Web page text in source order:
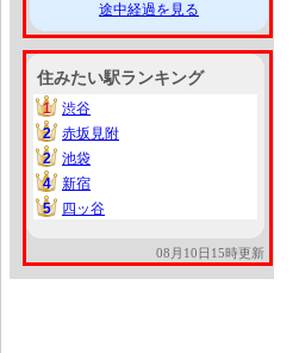
途中経過を見る
住みたい駅ランキング
1
1
渋谷
2
2
赤坂見附
2
2
池袋
4
4
新宿
5
5 四ッ谷
08月10日15時更新